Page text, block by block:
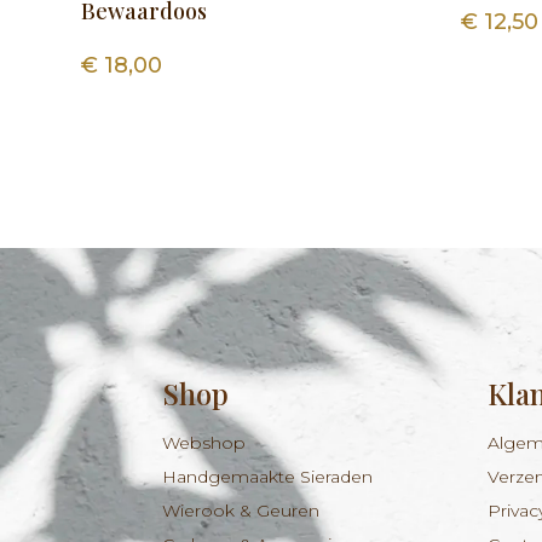
Bewaardoos
€ 18,00
€ 12,50
Shop
Webshop
Handgemaakte Sieraden
Wierook & Geuren